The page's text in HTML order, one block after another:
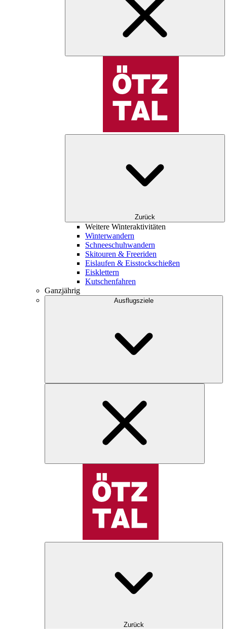
Zurück
Weitere Winteraktivitäten
Winterwandern
Schneeschuhwandern
Skitouren & Freeriden
Eislaufen & Eisstockschießen
Eisklettern
Kutschenfahren
Ganzjährig
Ausflugsziele
Zurück